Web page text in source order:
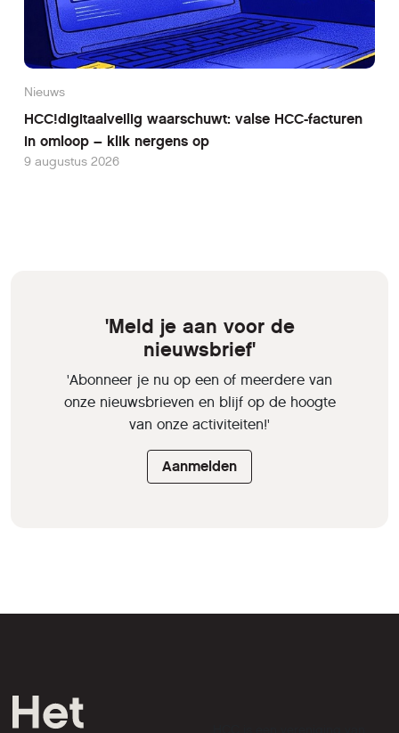
Nieuws
HCC!digitaalveilig waarschuwt: valse HCC-facturen
in omloop – klik nergens op
9 augustus 2026
'Meld je aan voor de
nieuwsbrief'
'Abonneer je nu op een of meerdere van
onze nieuwsbrieven en blijf op de hoogte
van onze activiteiten!'
Aanmelden